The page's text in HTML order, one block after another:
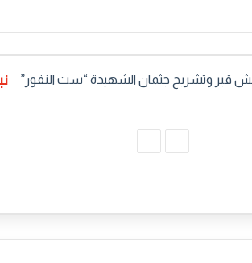
قبر وتشريح جثمان الشهيدة “ست النفور”